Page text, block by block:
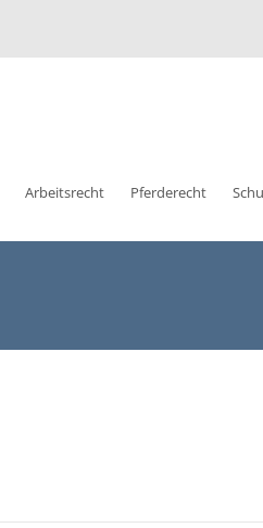
Arbeitsrecht Pferderecht